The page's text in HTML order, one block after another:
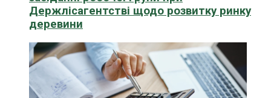
Держлісагентстві щодо розвитку ринку
деревини